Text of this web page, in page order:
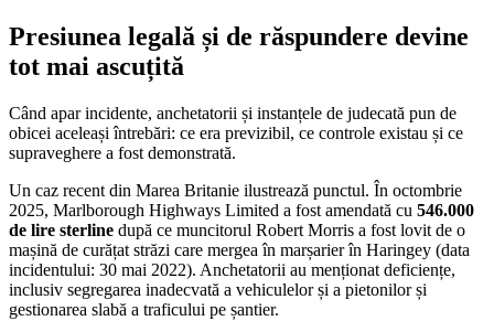
Presiunea legală și de răspundere devine
tot mai ascuțită
Când apar incidente, anchetatorii și instanțele de judecată pun de
obicei aceleași întrebări: ce era previzibil, ce controle existau și ce
supraveghere a fost demonstrată.
Un caz recent din Marea Britanie ilustrează punctul. În octombrie
2025, Marlborough Highways Limited a fost amendată cu 546.000
de lire sterline după ce muncitorul Robert Morris a fost lovit de o
mașină de curățat străzi care mergea în marșarier în Haringey (data
incidentului: 30 mai 2022). Anchetatorii au menționat deficiențe,
inclusiv segregarea inadecvată a vehiculelor și a pietonilor și
gestionarea slabă a traficului pe șantier.